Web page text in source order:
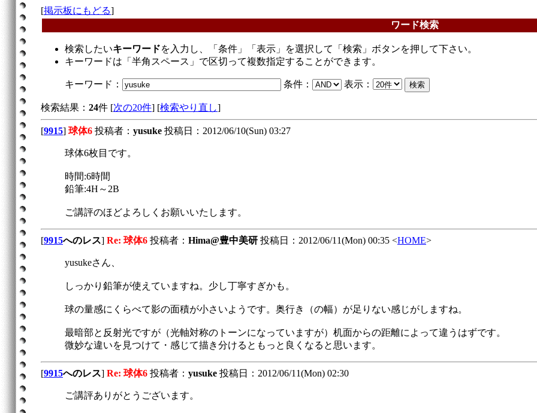
[掲示板にもどる]
ワード検索
検索したいキーワードを入力し、「条件」「表示」を選択して「検索」ボタンを押して下さい。
キーワードは「半角スペース」で区切って複数指定することができます。
キーワード： 条件： 表示：
検索結果： 24件 [次の20件] [検索やり直し]
[9915] 球体6 投稿者： yusuke 投稿日：2012/06/10(Sun) 03:27
球体6枚目です。
時間:6時間
鉛筆:4H～2B
ご講評のほどよろしくお願いいたします。
[9915へのレス] Re: 球体6 投稿者： Hima@豊中美研 投稿日：2012/06/11(Mon) 00:35 <HOME>
yusukeさん、
しっかり鉛筆が使えていますね。少し丁寧すぎかも。
球の量感にくらべて影の面積が小さいようです。奥行き（の幅）が足りない感じがしますね。
最暗部と反射光ですが（光軸対称のトーンになっていますが）机面からの距離によって違うはずです。
微妙な違いを見つけて・感じて描き分けるともっと良くなると思います。
[9915へのレス] Re: 球体6 投稿者： yusuke 投稿日：2012/06/11(Mon) 02:30
ご講評ありがとうございます。